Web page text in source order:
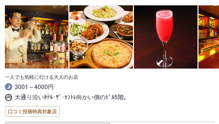
一人でも気軽に行ける大人のお店
3001～4000円
大通り沿いﾎﾃﾙ･ｻﾞ･ｾﾝﾄﾚ向かい側のﾋﾞﾙ5階｡
口コミ投稿特典対象店